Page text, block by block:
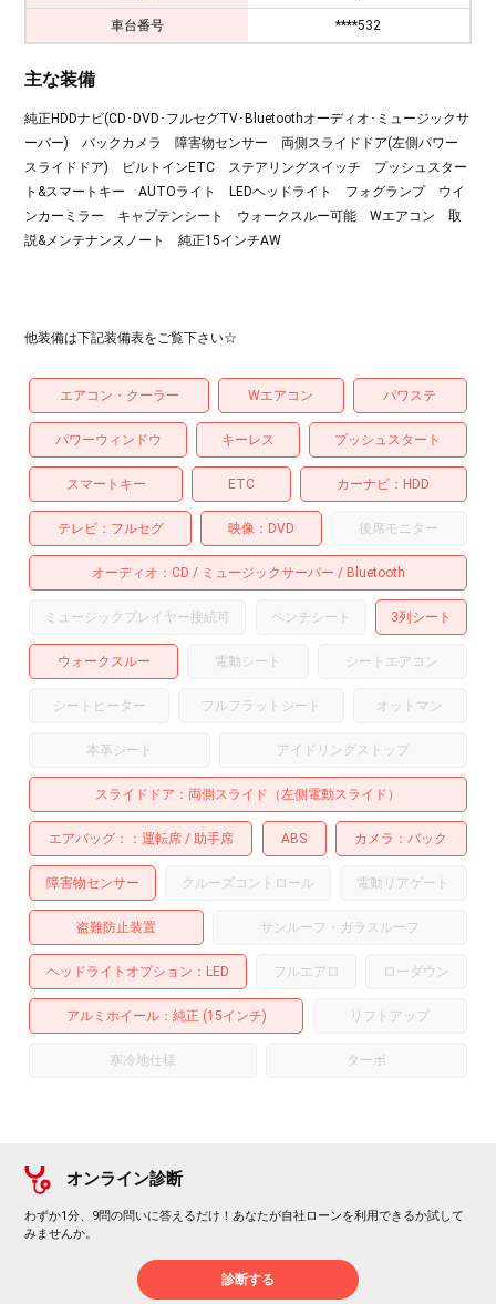
車台番号 ****532
主な装備
純正HDDナビ(CD･DVD･フルセグTV･Bluetoothオーディオ･ミュージックサ
ーバー) バックカメラ 障害物センサー 両側スライドドア(左側パワー
スライドドア) ビルトインETC ステアリングスイッチ プッシュスター
ト&スマートキー AUTOライト LEDヘッドライト フォグランプ ウイ
ンカーミラー キャプテンシート ウォークスルー可能 Wエアコン 取
説&メンテナンスノート 純正15インチAW
他装備は下記装備表をご覧下さい☆
エアコン・クーラー Wエアコン パワステ
パワーウィンドウ キーレス プッシュスタート
スマートキー ETC カーナビ HDD
テレビ フルセグ 映像 DVD 後席モニター
オーディオ CD ミュージックサーバー Bluetooth
ミュージックプレイヤー接続可 ベンチシート 3列シート
ウォークスルー 電動シート シートエアコン
シートヒーター フルフラットシート オットマン
本革シート アイドリングストップ
スライドドア 両側スライド（左側電動スライド）
エアバッグ： 運転席 助手席 ABS カメラ バック
障害物センサー クルーズコントロール 電動リアゲート
盗難防止装置 サンルーフ・ガラスルーフ
ヘッドライトオプション LED フルエアロ ローダウン
アルミホイール：純正 (15インチ) リフトアップ
寒冷地仕様 ターボ
オンライン診断
わずか1分、9問の問いに答えるだけ！あなたが自社ローンを利用できるか試して
みませんか。
診断する